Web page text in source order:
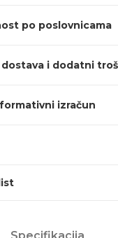
po poslovnicama
dostava i dodatni
izračun